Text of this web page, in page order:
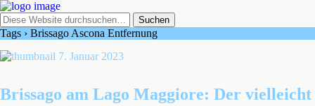
Tags › Brissago Ascona Entfernung
7. Januar 2023
Brissago am Lago Maggiore: Der vielleicht